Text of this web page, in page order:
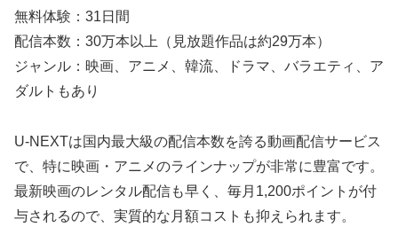
無料体験：31日間
配信本数：30万本以上（見放題作品は約29万本）
ジャンル：映画、アニメ、韓流、ドラマ、バラエティ、ア
ダルトもあり
U-NEXTは国内最大級の配信本数を誇る動画配信サービス
で、特に映画・アニメのラインナップが非常に豊富です。
最新映画のレンタル配信も早く、毎月1,200ポイントが付
与されるので、実質的な月額コストも抑えられます。